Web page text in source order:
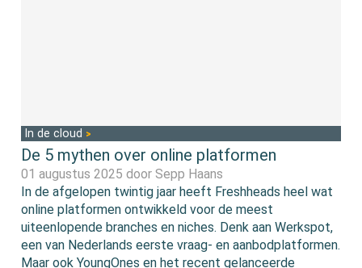
In de cloud
De 5 mythen over online platformen
01 augustus 2025 doorSepp Haans
In de afgelopen twintig jaar heeft Freshheads heel wat
online platformen ontwikkeld voor de meest
uiteenlopende branches en niches. Denk aan Werkspot,
een van Nederlands eerste vraag- en aanbodplatformen.
Maar ook YoungOnes en het recent gelanceerde